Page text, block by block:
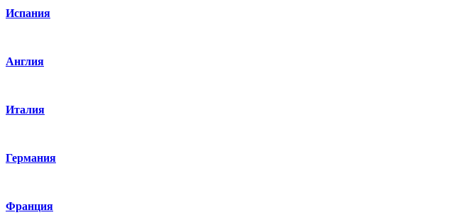
Испания
Англия
Италия
Германия
Франция